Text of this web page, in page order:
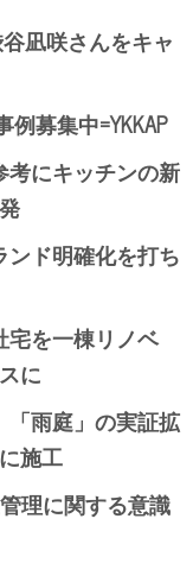
凪咲さんをキャ
募集中=YKKAP
にキッチンの新
ド明確化を打ち
宅を一棟リノベ
に
雨庭」の実証拡
施工
理に関する意識